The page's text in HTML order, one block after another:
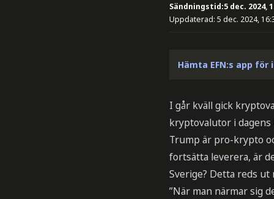
Sändningstid:5 dec. 2024,
Uppdaterad: 5 dec. 2024,
Hämta EFN:s app för
I går kväll gick
kryptovalutor i dagens
Trump är pro-krypto
fortsätta leverera, är
Sverige? Detta reds ut
”När man närmar sig